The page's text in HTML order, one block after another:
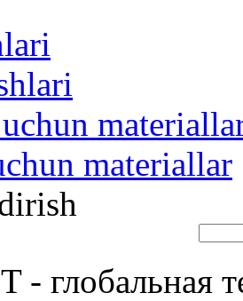
materiallar
- глобальная